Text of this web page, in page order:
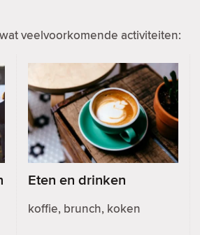
veelvoorkomende activiteiten:
Eten en drinken
koffie, brunch, koken